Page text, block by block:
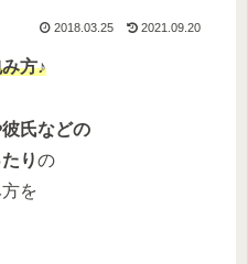
2018.03.25 2021.09.20
方♪
氏などの
りの
を